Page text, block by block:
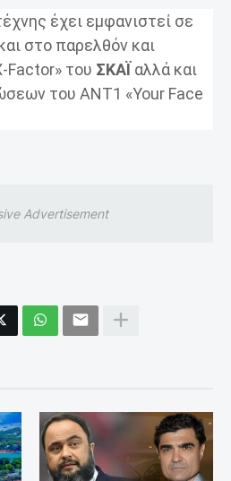
έχει εμφανιστεί σε
στο παρελθόν και
Factor» του ΣΚΑΪ αλλά και
του ΑΝΤ1 «Your Face
Advertisement